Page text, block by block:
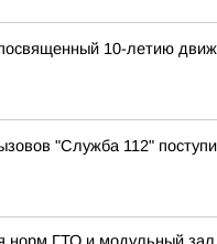
10-летию
"Служба 112"